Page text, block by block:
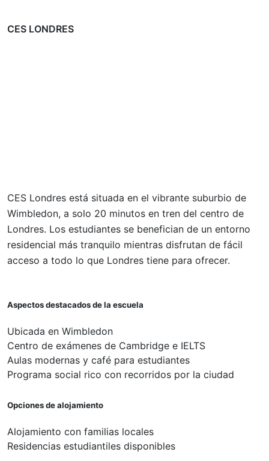
CES LONDRES
CES Londres está situada en el vibrante suburbio de
Wimbledon, a solo 20 minutos en tren del centro de
Londres. Los estudiantes se benefician de un entorno
residencial más tranquilo mientras disfrutan de fácil
acceso a todo lo que Londres tiene para ofrecer.
Aspectos destacados de la escuela
Ubicada en Wimbledon
Centro de exámenes de Cambridge e IELTS
Aulas modernas y café para estudiantes
Programa social rico con recorridos por la ciudad
Opciones de alojamiento
Alojamiento con familias locales
Residencias estudiantiles disponibles